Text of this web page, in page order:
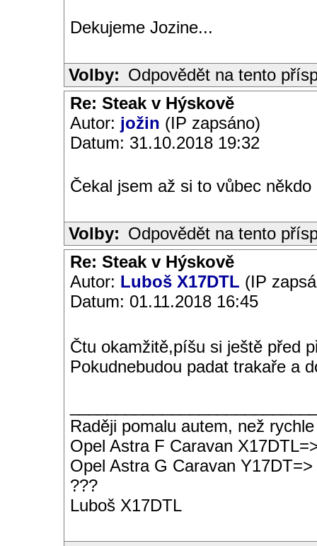
Dekujeme Jozine...
Volby: Odpovědět na tento
Re: Steak v Hýskově
Autor: jožin (IP zapsáno)
Datum: 31.10.2018 19:32
Čekal jsem až si to vůbec
Volby: Odpovědět na tento
Re: Steak v Hýskově
Autor: Luboš X17DTL (IP
Datum: 01.11.2018 16:45
Čtu okamžitě,píšu si ještě před
Pokudnebudou padat trakaře a
Raději pomalu autem, než
Opel Astra F Caravan
Opel Astra G Caravan Y17DT=>
???
Luboš X17DTL